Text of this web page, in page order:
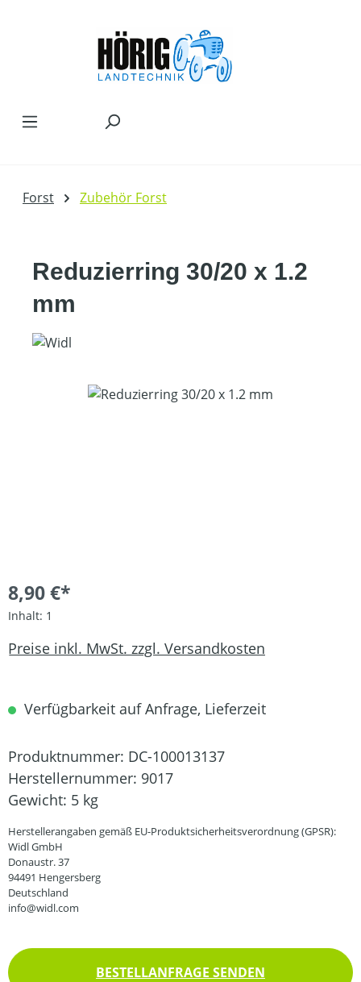
Forst Zubehör Forst
Reduzierring 30/20 x 1.2
mm
Bildergalerie überspringen
8,90 €*
Inhalt: 1
Preise inkl. MwSt. zzgl. Versandkosten
Verfügbarkeit auf Anfrage, Lieferzeit
Produktnummer: DC-100013137
Herstellernummer: 9017
Gewicht: 5 kg
Herstellerangaben gemäß EU-Produktsicherheitsverordnung (GPSR):
Widl GmbH
Donaustr. 37
94491 Hengersberg
Deutschland
info@widl.com
BESTELLANFRAGE SENDEN